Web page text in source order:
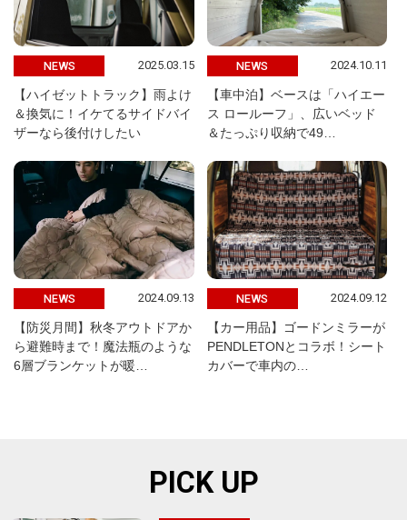
NEWS 2025.03.15
【ハイゼットトラック】雨よけ
＆換気に！イケてるサイドバイ
ザーなら後付けしたい
NEWS 2024.10.11
【車中泊】ベースは「ハイエー
ス ロールーフ」、広いベッド
＆たっぷり収納で49…
NEWS 2024.09.13
【防災月間】秋冬アウトドアか
ら避難時まで！魔法瓶のような
6層ブランケットが暖…
NEWS 2024.09.12
【カー用品】ゴードンミラーが
PENDLETONとコラボ！シート
カバーで車内の…
PICK UP